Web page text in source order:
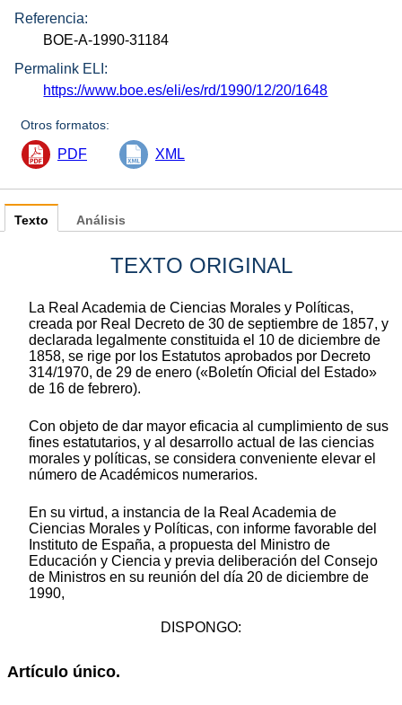
Referencia:
BOE-A-1990-31184
Permalink ELI:
https://www.boe.es/eli/es/rd/1990/12/20/1648
Otros formatos:
PDF XML
Texto
TEXTO ORIGINAL
La Real Academia de Ciencias Morales y Políticas,
creada por Real Decreto de 30 de septiembre de 1857, y
declarada legalmente constituida el 10 de diciembre de
1858, se rige por los Estatutos aprobados por Decreto
314/1970, de 29 de enero («Boletín Oficial del Estado»
de 16 de febrero).
Con objeto de dar mayor eficacia al cumplimiento de sus
fines estatutarios, y al desarrollo actual de las ciencias
morales y políticas, se considera conveniente elevar el
número de Académicos numerarios.
En su virtud, a instancia de la Real Academia de
Ciencias Morales y Políticas, con informe favorable del
Instituto de España, a propuesta del Ministro de
Educación y Ciencia y previa deliberación del Consejo
de Ministros en su reunión del día 20 de diciembre de
1990,
DISPONGO:
Artículo único.
Análisis